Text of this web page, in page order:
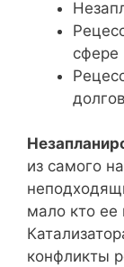
сфере
из самого
мало кто ее
конфликты